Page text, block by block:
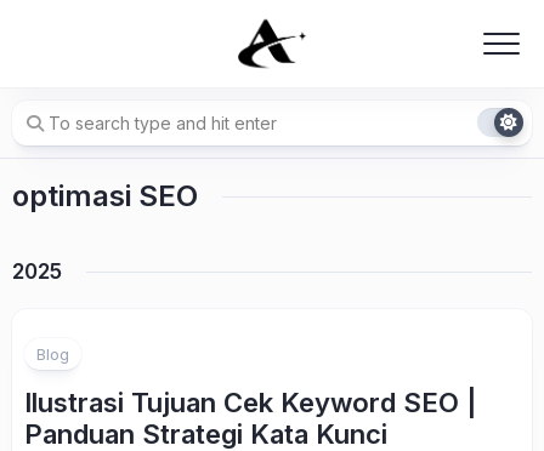
optimasi SEO
2025
Blog
Ilustrasi Tujuan Cek Keyword SEO |
Panduan Strategi Kata Kunci